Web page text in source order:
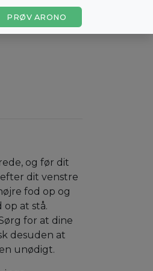
PRØV ARONO
og før dit
dit venstre
fod op og
at stå.
for at dine
desuden at
unødigt.